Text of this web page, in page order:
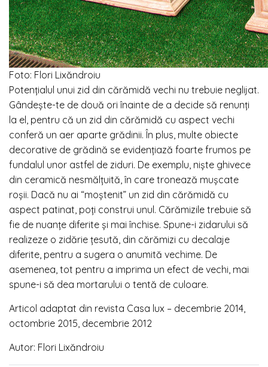
Foto: Flori Lixăndroiu
Potențialul unui zid din cărămidă vechi nu trebuie neglijat.
Gândește-te de două ori înainte de a decide să renunți
la el, pentru că un zid din cărămidă cu aspect vechi
conferă un aer aparte grădinii. În plus, multe obiecte
decorative de grădină se evidențiază foarte frumos pe
fundalul unor astfel de ziduri. De exemplu, niște ghivece
din ceramică nesmălțuită, în care tronează mușcate
roșii. Dacă nu ai “moștenit” un zid din cărămidă cu
aspect patinat, poți construi unul. Cărămizile trebuie să
fie de nuanțe diferite și mai închise. Spune-i zidarului să
realizeze o zidărie țesută, din cărămizi cu decalaje
diferite, pentru a sugera o anumită vechime. De
asemenea, tot pentru a imprima un efect de vechi, mai
spune-i să dea mortarului o tentă de culoare.
Articol adaptat din revista Casa lux – decembrie 2014,
octombrie 2015, decembrie 2012
Autor: Flori Lixăndroiu